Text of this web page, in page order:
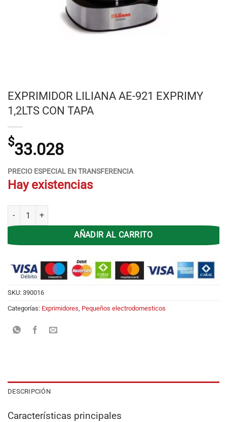
EXPRIMIDOR LILIANA AE-921 EXPRIMY
1,2LTS CON TAPA
$33.028
PRECIO ESPECIAL EN TRANSFERENCIA
Hay existencias
EXPRIMIDOR LILIANA AE-921 EXPRIMY 1,2LTS CON TAPA cantidad
AÑADIR AL CARRITO
SKU: 390016
Categorías: Exprimidores Pequeños electrodomesticos
DESCRIPCIÓN
Características principales